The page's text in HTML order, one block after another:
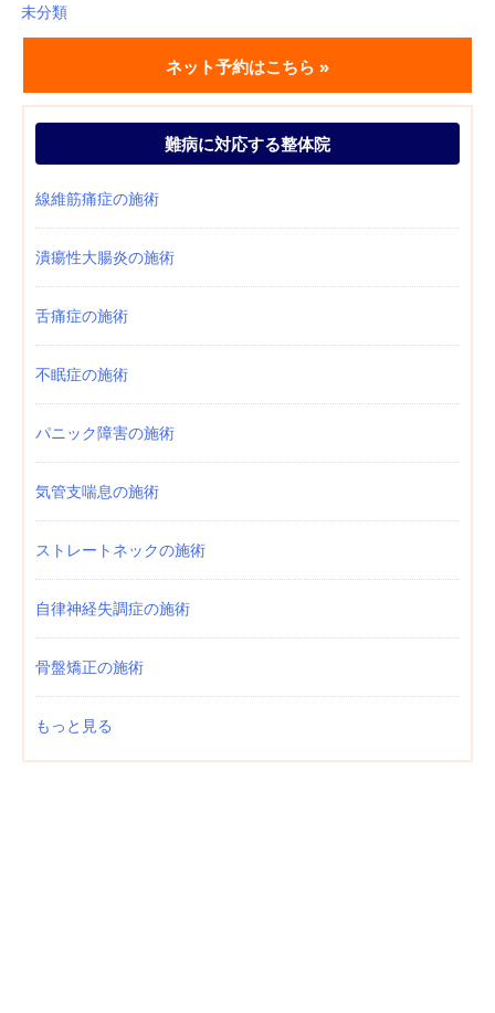
未分類
ネット予約はこちら »
難病に対応する整体院
線維筋痛症の施術
潰瘍性大腸炎の施術
舌痛症の施術
不眠症の施術
パニック障害の施術
気管支喘息の施術
ストレートネックの施術
自律神経失調症の施術
骨盤矯正の施術
もっと見る